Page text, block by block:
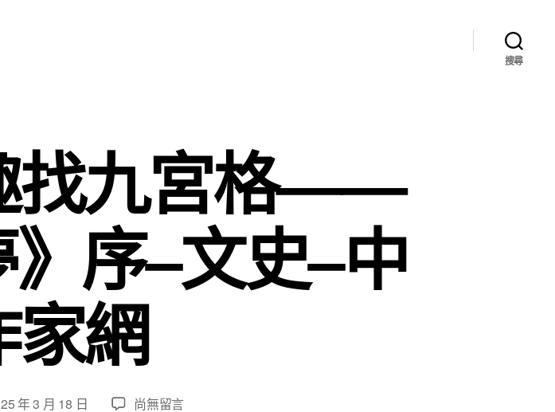
搜尋
找九宮格——
序–文史–中
家網
年 3 月 18 日
在
尚無留言